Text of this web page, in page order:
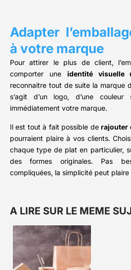
Adapter
à votre marque
Pour attirer le plus de client,
comporter une identité visuelle
reconnaitre tout de suite la marque
s’agit d’un logo, d’une
immédiatement votre marque.
Il est tout à fait possible derajouter
pourraient plaire à vos clients.
chaque type de plat en particulier,
des formes originales. Pas
compliquées, la simplicité peut
A LIRE SUR LE MEME